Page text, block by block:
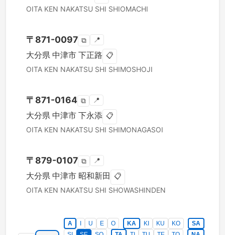
OITA KEN NAKATSU SHI SHIOMACHI
〒 871-0097 ⧉ 📍
大分県 中津市 下正路 📋
OITA KEN NAKATSU SHI SHIMOSHOJI
〒 871-0164 ⧉ 📍
大分県 中津市 下永添 📋
OITA KEN NAKATSU SHI SHIMONAGASOI
〒 879-0107 ⧉ 📍
大分県 中津市 昭和新田 📋
OITA KEN NAKATSU SHI SHOWASHINDEN
A U E O KA KI KU KO
SA